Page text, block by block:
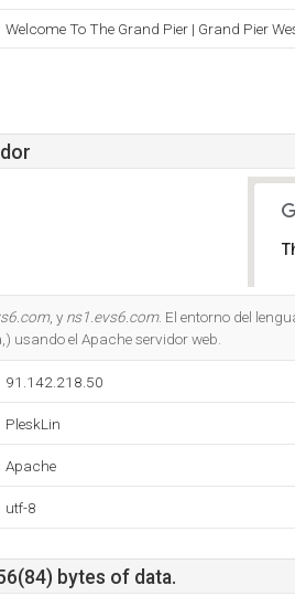
Welcome To The Grand Pier | Grand Pier
, y ns1.evs6.com. El entorno del
usando el Apache servidor web.
91.142.218.50
PleskLin
Apache
utf-8
bytes of data.